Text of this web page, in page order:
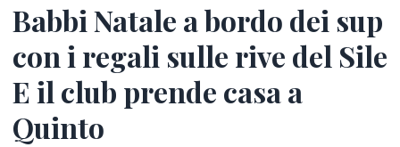
Babbi Natale a bordo dei sup
con i regali sulle rive del Sile
E il club prende casa a
Quinto